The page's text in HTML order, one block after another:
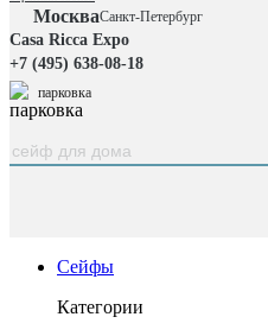
МоскваСанкт-Петербург
Casa Ricca Expo
+7 (495) 638-08-18
парковка
Сейфы
Категории